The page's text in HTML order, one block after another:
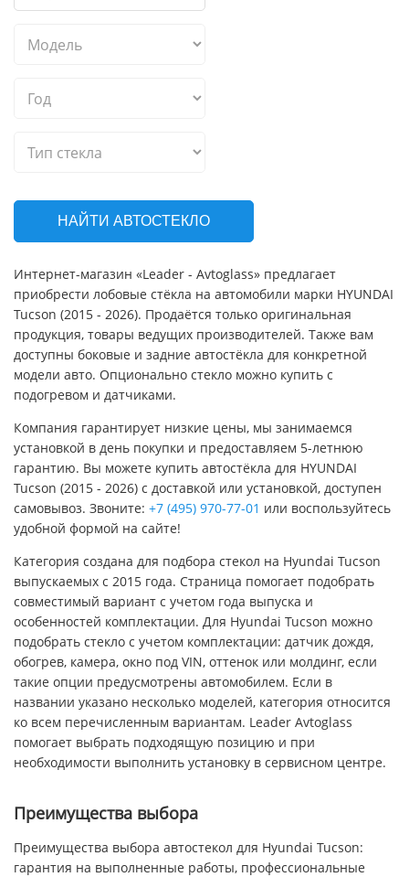
НАЙТИ АВТОСТЕКЛО
Интернет-магазин «Leader - Avtoglass» предлагает
приобрести лобовые стёкла на автомобили марки HYUNDAI
Tucson (2015 - 2026). Продаётся только оригинальная
продукция, товары ведущих производителей. Также вам
доступны боковые и задние автостёкла для конкретной
модели авто. Опционально стекло можно купить с
подогревом и датчиками.
Компания гарантирует низкие цены, мы занимаемся
установкой в день покупки и предоставляем 5-летнюю
гарантию. Вы можете купить автостёкла для HYUNDAI
Tucson (2015 - 2026) с доставкой или установкой, доступен
самовывоз. Звоните: +7 (495) 970-77-01 или воспользуйтесь
удобной формой на сайте!
Категория создана для подбора стекол на Hyundai Tucson
выпускаемых с 2015 года. Страница помогает подобрать
совместимый вариант с учетом года выпуска и
особенностей комплектации. Для Hyundai Tucson можно
подобрать стекло с учетом комплектации: датчик дождя,
обогрев, камера, окно под VIN, оттенок или молдинг, если
такие опции предусмотрены автомобилем. Если в
названии указано несколько моделей, категория относится
ко всем перечисленным вариантам. Leader Avtoglass
помогает выбрать подходящую позицию и при
необходимости выполнить установку в сервисном центре.
Преимущества выбора
Преимущества выбора автостекол для Hyundai Tucson:
гарантия на выполненные работы, профессиональные